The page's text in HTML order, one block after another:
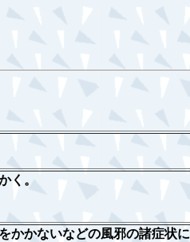
く。
かないなどの風邪の諸症状に